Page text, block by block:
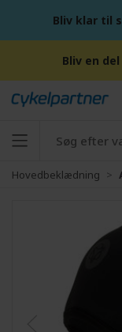
Bliv klar til
Bliv en
Hovedbeklædning